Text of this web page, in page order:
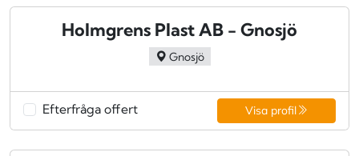
Holmgrens Plast AB - Gnosjö
Gnosjö
Efterfråga offert Visa profil